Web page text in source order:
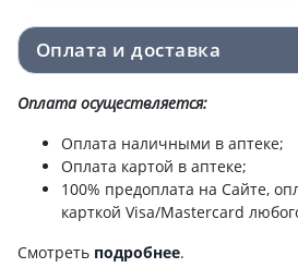
Оплата и доставка
Оплата осуществляется:
Оплата наличными в аптеке;
Оплата картой в аптеке;
100% предоплата на Сайте,
карткой Visa/Mastercard
Смотреть подробнее.